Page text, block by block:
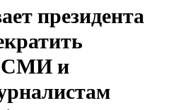
президента
СМИ и